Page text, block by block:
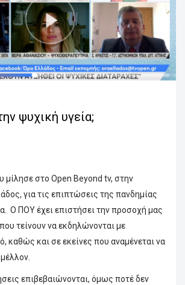
ψυχική υγεία;
μίλησε στο Open Beyond tv, στην
για τις επιπτώσεις της πανδημίας
Ο ΠΟΥ έχει επιστήσει την προσοχή μας
τείνουν να εκδηλώνονται με
καθώς και σε εκείνες που αναμένεται να
επιβεβαιώνονται, όμως ποτέ δεν